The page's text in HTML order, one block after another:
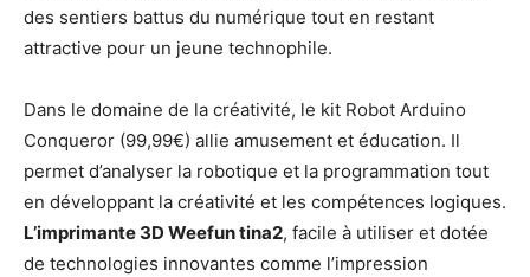
des sentiers battus du numérique tout en restant
attractive pour un jeune technophile.
Dans le domaine de la créativité, le kit Robot Arduino
Conqueror (99,99€) allie amusement et éducation. Il
permet d’analyser la robotique et la programmation tout
en développant la créativité et les compétences logiques.
L’imprimante 3D Weefun tina2, facile à utiliser et dotée
de technologies innovantes comme l’impression